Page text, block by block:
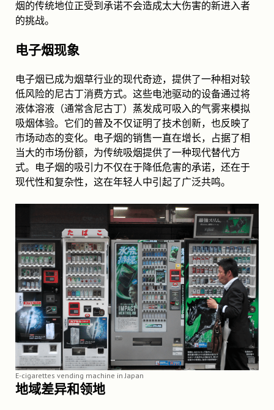
烟的传统地位正受到承诺不会造成太大伤害的新进入者
的挑战。
电子烟现象
电子烟已成为烟草行业的现代奇迹，提供了一种相对较
低风险的尼古丁消费方式。这些电池驱动的设备通过将
液体溶液（通常含尼古丁）蒸发成可吸入的气雾来模拟
吸烟体验。它们的普及不仅证明了技术创新，也反映了
市场动态的变化。电子烟的销售一直在增长，占据了相
当大的市场份额，为传统吸烟提供了一种现代替代方
式。电子烟的吸引力不仅在于降低危害的承诺，还在于
现代性和复杂性，这在年轻人中引起了广泛共鸣。
E-cigarettes vending machine in Japan
地域差异和领地